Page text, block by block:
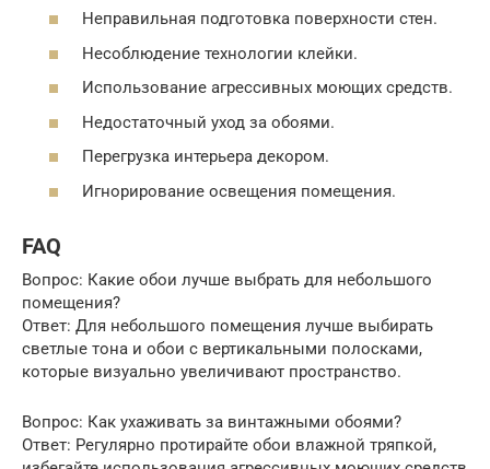
Неправильная подготовка поверхности стен.
Несоблюдение технологии клейки.
Использование агрессивных моющих средств.
Недостаточный уход за обоями.
Перегрузка интерьера декором.
Игнорирование освещения помещения.
FAQ
Вопрос: Какие обои лучше выбрать для небольшого
помещения?
Ответ: Для небольшого помещения лучше выбирать
светлые тона и обои с вертикальными полосками,
которые визуально увеличивают пространство.
Вопрос: Как ухаживать за винтажными обоями?
Ответ: Регулярно протирайте обои влажной тряпкой,